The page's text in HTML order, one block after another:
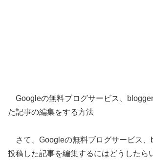
Googleの無料ブログサービス、
た記事の編集をする方法
さて、Googleの無料ブログサービス、
投稿した記事を編集するにはどうしたら